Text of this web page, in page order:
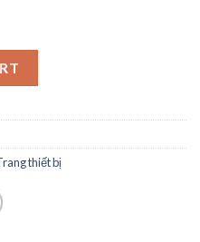
thiết bị